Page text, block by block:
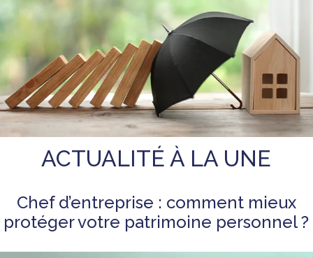
ACTUALITÉ À LA UNE
Chef d’entreprise : comment mieux
protéger votre patrimoine personnel ?